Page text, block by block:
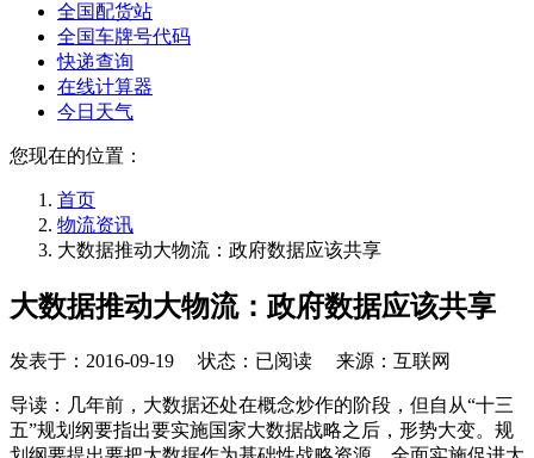
全国配货站
全国车牌号代码
快递查询
在线计算器
今日天气
您现在的位置：
首页
物流资讯
大数据推动大物流：政府数据应该共享
大数据推动大物流：政府数据应该共享
发表于： 2016-09-19 状态：已阅读 来源：互联网
导读：几年前，大数据还处在概念炒作的阶段，但自从“十三
五”规划纲要指出要实施国家大数据战略之后，形势大变。规